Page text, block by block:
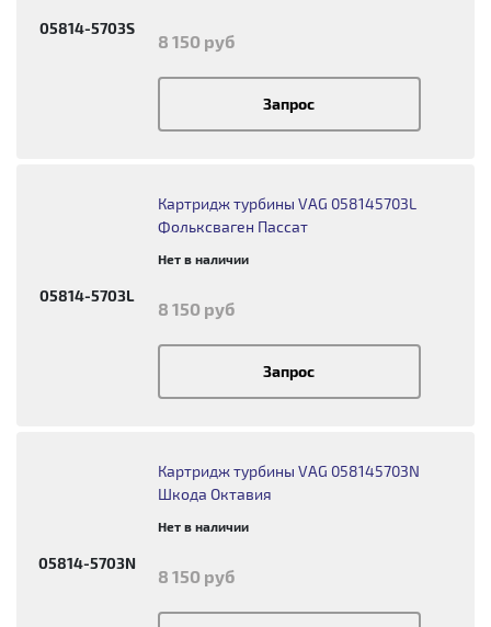
05814-5703S
8 150 руб
Запрос
05814-5703L
Картридж турбины VAG 058145703L
Фольксваген Пассат
Нет в наличии
8 150 руб
Запрос
05814-5703N
Картридж турбины VAG 058145703N
Шкода Октавия
Нет в наличии
8 150 руб